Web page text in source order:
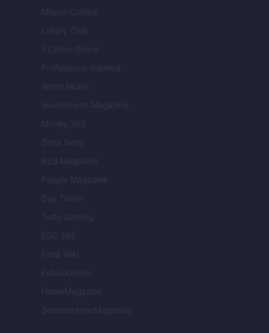
Milano Cortina
Luxury Club
Il Calcio Online
Professione mamma
World Music
Investimenti Magazine
Money 365
Zona Nerd
B2B Magazine
People Magazine
Day Travel
Tutto Gaming
ESG 365
Food Wiki
FuturoDonna
HomeMagazine
SecondHomeMagazine